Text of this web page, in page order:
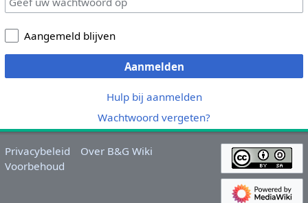
Aangemeld blijven
Aanmelden
Hulp bij aanmelden
Wachtwoord vergeten?
Privacybeleid
Over B&G Wiki
Voorbehoud